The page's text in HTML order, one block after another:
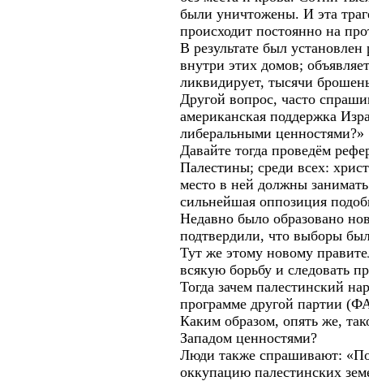
были уничтожены. И эта
происходит постоянно на
В результате был
внутри этих домов;
ликвидирует, тысячи
Другой вопрос, часто
американская поддержка
либеральными ценностями?»
Давайте тогда проведём
Палестины; среди всех:
место в ней должны
сильнейшая оппозиция
Недавно было образовано
подтвердили, что выборы
Тут же этому новому
всякую борьбу и следовать
Тогда зачем палестинский
программе другой партии
Каким образом, опять же,
Западом ценностями?
Люди также спрашивают:
оккупацию палестинских